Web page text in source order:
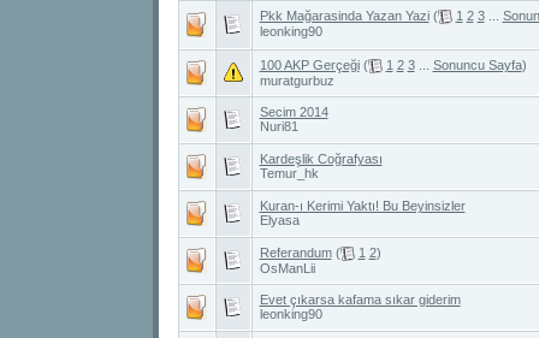
Pkk Mağarasinda Yazan Yazi ( 1 2 3...
leonking90
100 AKP Gerçeği ( 1 2 3... Sonuncu Sayfa)
muratgurbuz
Secim 2014
Nuri81
Kardeşlik Coğrafyası
Temur_hk
Kuran-ı Kerimi Yaktı! Bu Beyinsizler
Elyasa
Referandum ( 1 2)
OsManLii
Evet çıkarsa kafama sıkar giderim
leonking90